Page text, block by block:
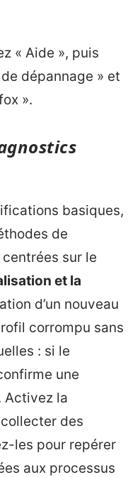
« Aide », puis
dépannage » et
».
basiques,
de
sur le
et la
d’un nouveau
corrompu sans
: si le
une
Activez la
des
les pour repérer
aux processus